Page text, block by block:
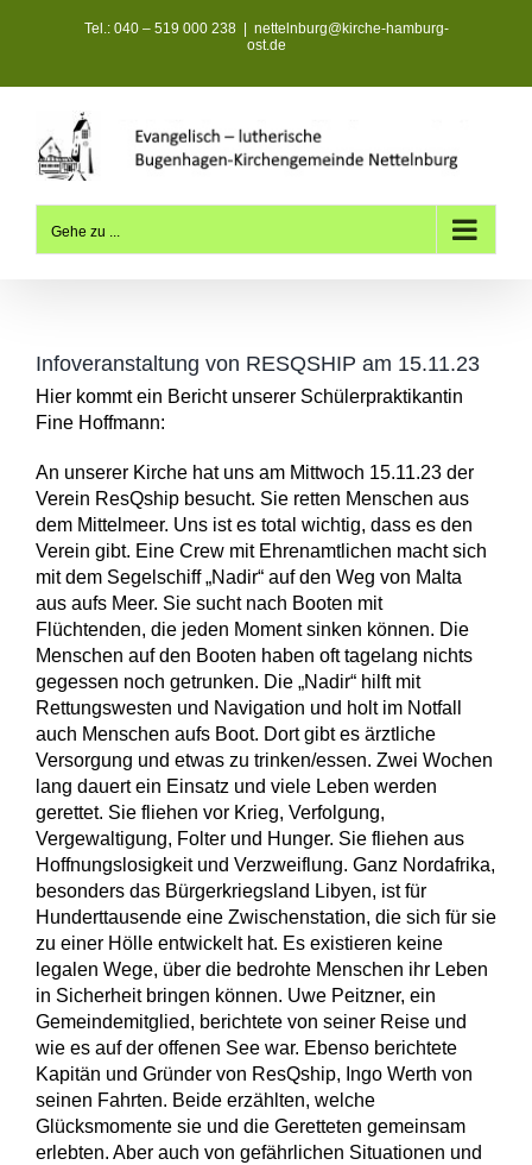
Tel.: 040 – 519 000 238
nettelnburg@kirche-hamburg-
ost.de
Gehe zu ...
Infoveranstaltung von RESQSHIP am 15.11.23
Hier kommt ein Bericht unserer Schülerpraktikantin
Fine Hoffmann:
An unserer Kirche hat uns am Mittwoch 15.11.23 der
Verein ResQship besucht. Sie retten Menschen aus
dem Mittelmeer. Uns ist es total wichtig, dass es den
Verein gibt. Eine Crew mit Ehrenamtlichen macht sich
mit dem Segelschiff „Nadir“ auf den Weg von Malta
aus aufs Meer. Sie sucht nach Booten mit
Flüchtenden, die jeden Moment sinken können. Die
Menschen auf den Booten haben oft tagelang nichts
gegessen noch getrunken. Die „Nadir“ hilft mit
Rettungswesten und Navigation und holt im Notfall
auch Menschen aufs Boot. Dort gibt es ärztliche
Versorgung und etwas zu trinken/essen. Zwei Wochen
lang dauert ein Einsatz und viele Leben werden
gerettet. Sie fliehen vor Krieg, Verfolgung,
Vergewaltigung, Folter und Hunger. Sie fliehen aus
Hoffnungslosigkeit und Verzweiflung. Ganz Nordafrika,
besonders das Bürgerkriegsland Libyen, ist für
Hunderttausende eine Zwischenstation, die sich für sie
zu einer Hölle entwickelt hat. Es existieren keine
legalen Wege, über die bedrohte Menschen ihr Leben
in Sicherheit bringen können. Uwe Peitzner, ein
Gemeindemitglied, berichtete von seiner Reise und
wie es auf der offenen See war. Ebenso berichtete
Kapitän und Gründer von ResQship, Ingo Werth von
seinen Fahrten. Beide erzählten, welche
Glücksmomente sie und die Geretteten gemeinsam
erlebten. Aber auch von gefährlichen Situationen und